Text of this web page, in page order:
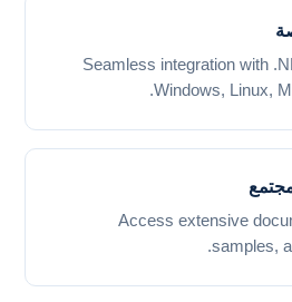
Seamless integration with
Windows, Linux,
Access extensive
samples,